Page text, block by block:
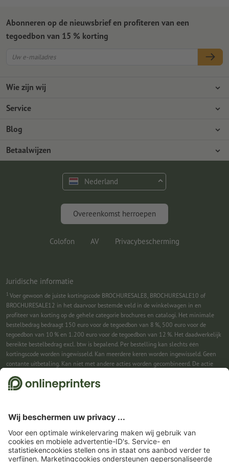
Wie zijn wij
Ondernemingen
Milieubescherming
Service
Betaalwijzen
Verzending
Premium programma
Blog
Photoshop-tutorials
Gratis lettertypes en fonts
Marketing en insights
Betaalwijzen
Abonneren op de nieuwsbrief en profiteren van een
tegoedbon van 15 % korting
Nederland
Overeenkomst herroepen
Colofon AV Privacybescherming
Juridische informatie
1 Voer gewoon de juiste kortingscode BROCHURESALE8, BROCHURESALE10 of
BROCHURESALE12 in het daarvoor bestemde veld in de winkelwagen in en
profiteer van korting op de gehele categorie brochures en catalogi. Het minimale
bestelbedrag bedraagt 150 euro voor de tegoedbon van 8 %, 500 euro voor de
tegoedbon van 10 % en 1.200 euro voor de tegoedbon van 12 %. Het daadwerkelijk
bereikte bestelbedrag excl. btw is bepalend. Per bestelling kan slechts één
kortingscode worden ingewisseld. Kan meerdere keren worden ingewisseld. Geen
contante uitbetaling. Kan niet met andere acties worden gecombineerd. De actie
2Je ontvangst eerst een e-mail waarin je de aanmelding voor de nieuwsbrief
ingewisseld. Geen minimumbestelwaarde. Maximale hoogte van de korting: € 150
van de bestelwaarde (netto). Geen contante uitbetaling. Kan niet worden
gecombineerd met andere acties of kortingscodes.De tegoedbon is na ontvangst
zes weken geldig.